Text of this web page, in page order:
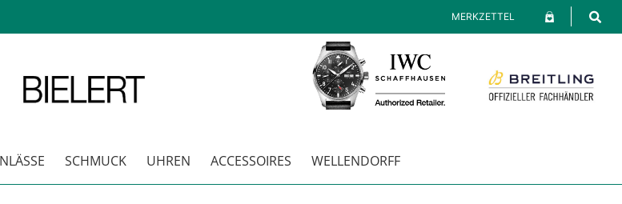
MERKZETTEL
SCHMUCK UHREN ACCESSOIRES WELLENDORFF